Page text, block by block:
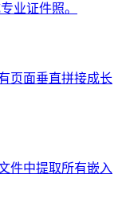
业证件照。
页面垂直拼接成长
件中提取所有嵌入